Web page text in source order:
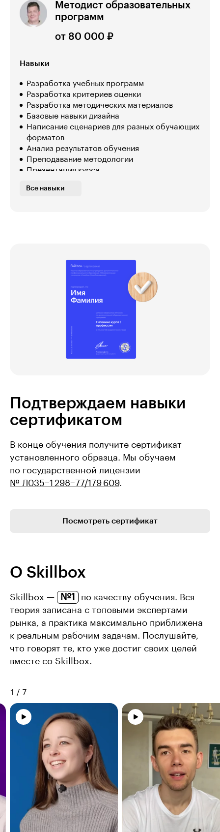
Методист образовательных
программ
от 80 000 ₽
Навыки
Разработка учебных программ
Разработка критериев оценки
Разработка методических материалов
Базовые навыки дизайна
Написание сценариев для разных обучающих
форматов
Анализ результатов обучения
Преподавание методологии
Презентация курса
Внедрение новых обучающих механик
Все навыки
Подтверждаем навыки
сертификатом
В конце обучения получите сертификат
установленного образца. Мы обучаем
по государственной лицензии
№ Л035−1 298−77/179 609.
Посмотреть сертификат
О Skillbox
Skillbox — №1
по качеству обучения. Вся
теория записана с топовыми экспертами
рынка, а практика максимально приближена
к реальным рабочим задачам. Послушайте,
что говорят те, кто уже достиг своих целей
вместе со Skillbox.
1 / 7